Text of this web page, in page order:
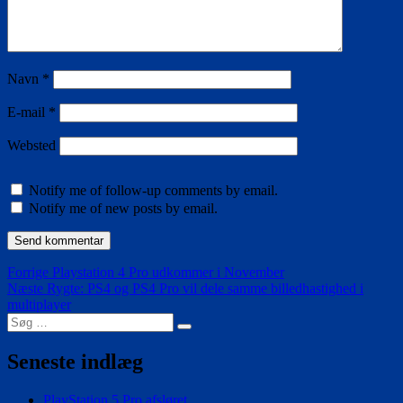
Navn *
E-mail *
Websted
Notify me of follow-up comments by email.
Notify me of new posts by email.
Indlægsnavigation
Forrige Forrige
indlæg:
Playstation 4 Pro udkommer i November
Næste Næste
indlæg:
Rygte: PS4 og PS4 Pro vil dele samme billedhastighed i
multiplayer
Søg
efter:
Søg
Seneste indlæg
PlayStation 5 Pro afsløret